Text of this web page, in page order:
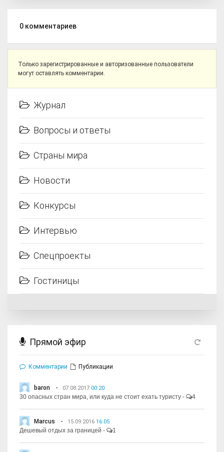
0 комментариев
Только зарегистрированные и авторизованные пользователи
могут оставлять комментарии.
Журнал
Вопросы и ответы
Страны мира
Новости
Конкурсы
Интервью
Спецпроекты
Гостиницы
Прямой эфир
Комментарии Публикации
baron 07.08.2017 00:20
30 опасных стран мира, или куда не стоит ехать туристу - 4
Marcus 15.09.2016 16:05
Дешевый отдых за границей - 1